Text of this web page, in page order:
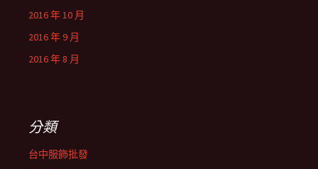
2016 年 10 月
2016 年 9 月
2016 年 8 月
分類
台中服飾批發